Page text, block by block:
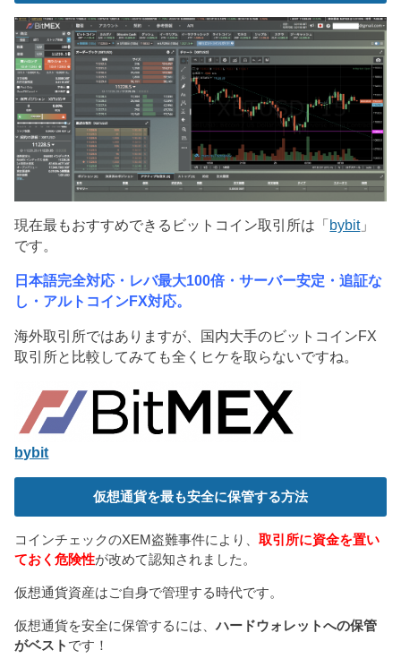
t
e
r
で
共
有
(
新
し
い
ウ
ィ
ン
ド
ウ
で
ま
)
有
す
る
に
は
ク
リ
ッ
ク
し
て
く
だ
い
(
新
し
い
ィ
ン
開
き
ま
す
現在最もおすすめできるビットコイン取引所は「 bybit」
です。
日本語完全対応・レバ最大100倍・サーバー安定・追証な
し・アルトコインFX対応。
海外取引所ではありますが、国内大手のビットコインFX
取引所と比較してみても全くヒケを取らないですね。
bybit
仮想通貨を最も安全に保管する方法
コインチェックのXEM盗難事件により、取引所に資金を置い
ておく危険性が改めて認知されました。
仮想通貨資産はご自身で管理する時代です。
仮想通貨を安全に保管するには、ハードウォレットへの保管
がベスト です！